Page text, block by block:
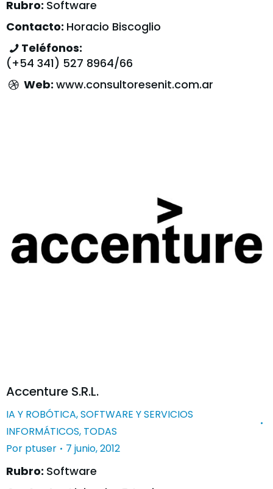
Rubro: Software
Contacto: Horacio Biscoglio
Teléfonos:
(+54 341) 527 8964/66
Web:www.consultoresenit.com.ar
Accenture S.R.L.
IA Y ROBÓTICA,SOFTWARE Y SERVICIOS
INFORMÁTICOS, TODAS
Por ptuser 7 junio, 2012
Rubro: Software